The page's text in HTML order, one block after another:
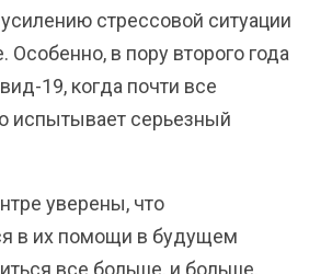
стрессовой ситуации
Особенно, в пору второго года
19, когда почти все
испытывает серьезный
уверены, что
в их помощи в будущем
все больше, и больше.